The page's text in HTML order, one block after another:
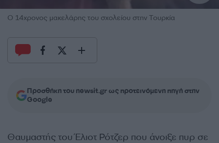
Ο 14χρονος μακελάρης του σχολείου στην Τουρκία
Προσθήκη του newsit.gr ως προτεινόμενη πηγή στην
Google
Θαυμαστής του Έλιοτ Ρότζερ που άνοιξε πυρ σε